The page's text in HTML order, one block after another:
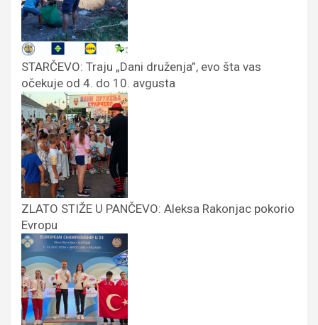
STARČEVO: Traju „Dani druženja”, evo šta vas
očekuje od 4. do 10. avgusta
ZLATO STIŽE U PANČEVO: Aleksa Rakonjac pokorio
Evropu